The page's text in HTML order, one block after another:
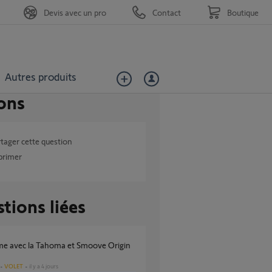
Autres produits
Devis avec un pro Contact Boutique
cette question
liées
VOLET il y a 4 jours